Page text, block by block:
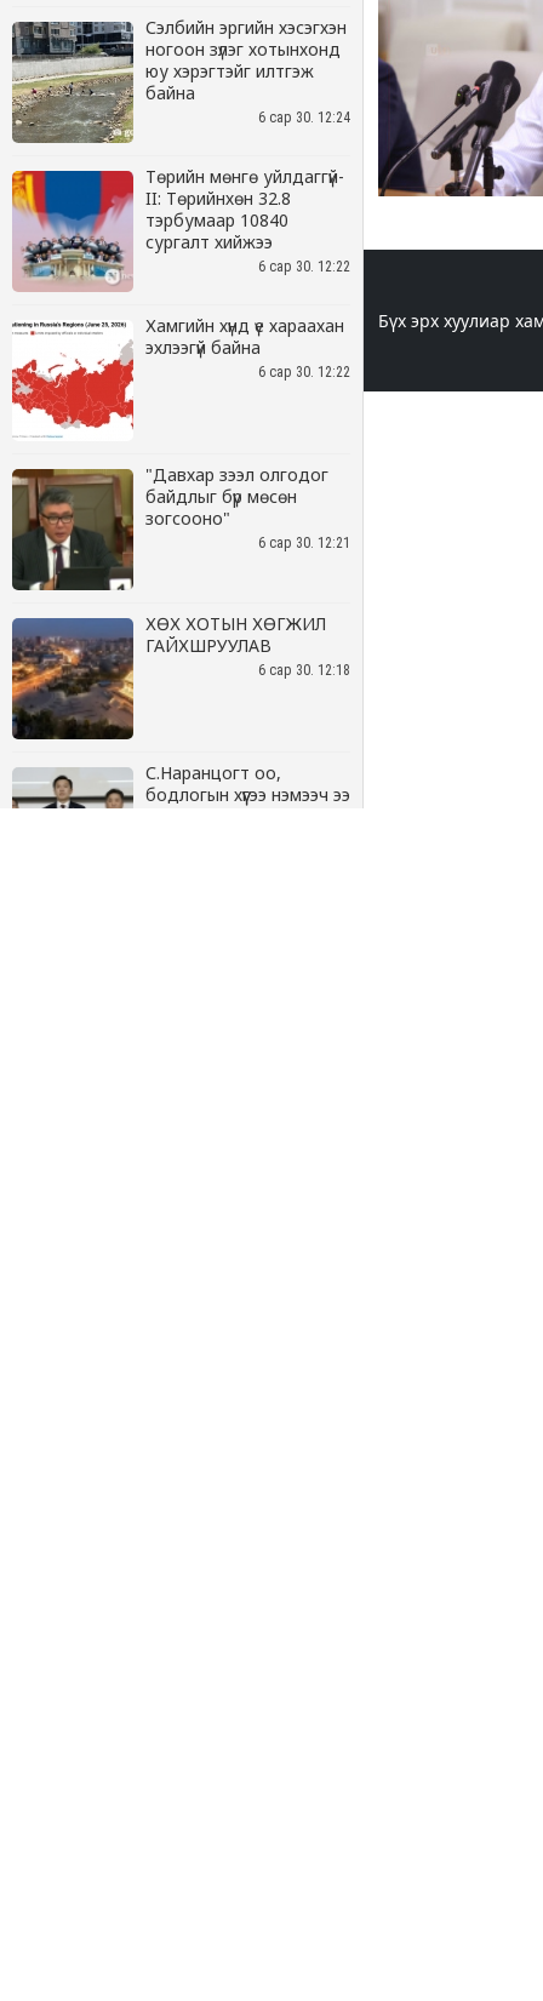
Сэлбийн эргийн хэсэгхэн
ногоон зүлэг хотынхонд
юу хэрэгтэйг илтгэж
байна
6 сар 30. 12:24
Төрийн мөнгө уйлдаггүй-
II: Төрийнхөн 32.8
тэрбумаар 10840
сургалт хийжээ
6 сар 30. 12:22
Хамгийн хүнд үе хараахан
эхлээгүй байна
6 сар 30. 12:22
"Давхар зээл олгодог
байдлыг бүр мөсөн
зогсооно"
6 сар 30. 12:21
ХӨХ ХОТЫН ХӨГЖИЛ
ГАЙХШРУУЛАВ
6 сар 30. 12:18
С.Наранцогт оо,
бодлогын хүүгээ нэмээч ээ